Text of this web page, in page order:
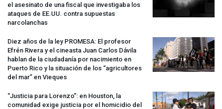
el asesinato de una fiscal que investigaba los
ataques de EE.UU. contra supuestas
narcolanchas
Diez años de la ley PROMESA: El profesor
Efrén Rivera y el cineasta Juan Carlos Dávila
hablan de la ciudadanía por nacimiento en
Puerto Rico y la situación de los “agricultores
del mar” en Vieques
“Justicia para Lorenzo”: en Houston, la
comunidad exige justicia por el homicidio del